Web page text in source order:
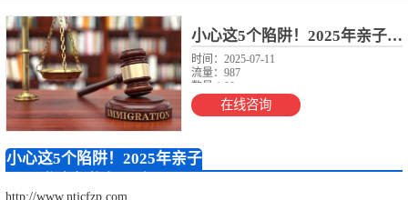
小心这5个陷阱！2025年亲子鉴定机构怎么选？
时间：2025-07-11
流量：987
数量:1.00
起订数：1.00
在线咨询
小心这5个陷阱！2025年亲子
http://www.ntjcfzp.com
定
梅州上户口亲子
鉴定
梅州司法亲子鉴
定
梅州无创胎儿亲
子鉴定
梅州移民亲子鉴